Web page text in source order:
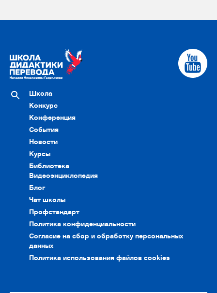
Школа
Конкурс
Конференция
События
Новости
Курсы
Библиотека
Видеоэнциклопедия
Блог
Чат школы
Профстандарт
Политика конфиденциальности
Согласие на сбор и обработку персональных
данных
Политика использования файлов cookies